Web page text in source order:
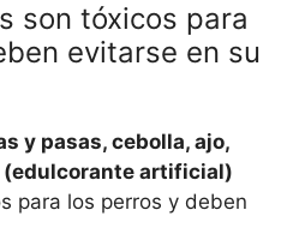
son tóxicos para
evitarse en su
y pasas, cebolla, ajo,
artificial)
para los perros y deben